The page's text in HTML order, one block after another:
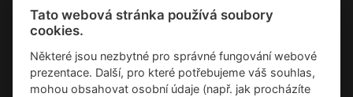
Facebook
Zásady o používání cookies
Tato webová stránka používá soubory
cookies.
Některé jsou nezbytné pro správné fungování webové
prezentace. Další, pro které potřebujeme váš souhlas,
mohou obsahovat osobní údaje (např. jak procházíte